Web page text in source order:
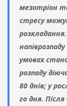
мезотріон
стресу
умовах
розпаду
80 днів; у
го дня.